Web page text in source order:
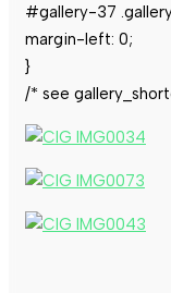
#gallery-37
margin-left: 0;
}
/* see